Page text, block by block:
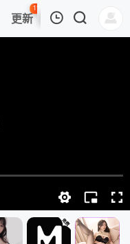
更新
112
热榜 APP